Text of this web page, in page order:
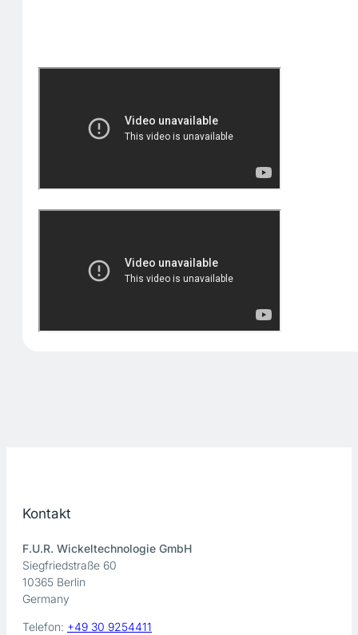
Kontakt
F.U.R. Wickeltechnologie GmbH
Siegfriedstraße 60
10365 Berlin
Germany
Telefon: +49 30 9254411